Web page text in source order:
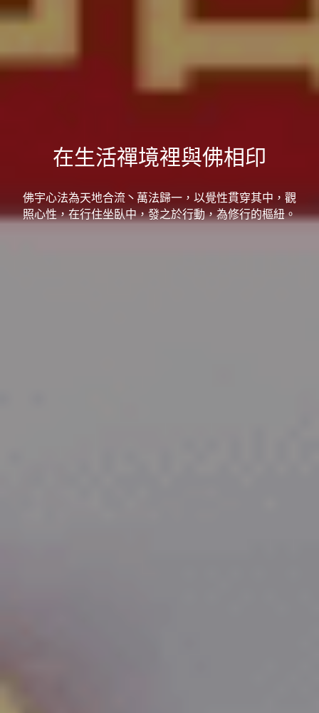
在生活禪境裡與佛相印
佛宇心法為天地合流丶萬法歸一，以覺性貫穿其中，觀
照心性，在行住坐臥中，發之於行動，為修行的樞紐。